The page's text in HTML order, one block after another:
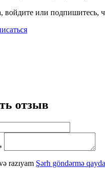
войдите или подпишитесь,
отзыв
razıyam Şərh göndərmə